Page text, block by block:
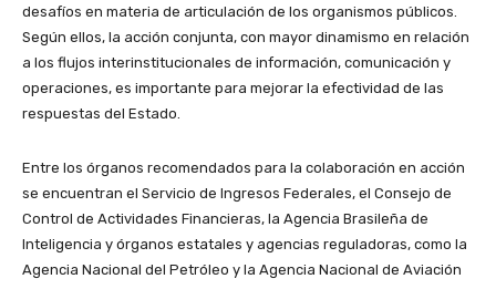
desafíos en materia de articulación de los organismos públicos.
Según ellos, la acción conjunta, con mayor dinamismo en relación
a los flujos interinstitucionales de información, comunicación y
operaciones, es importante para mejorar la efectividad de las
respuestas del Estado.
Entre los órganos recomendados para la colaboración en acción
se encuentran el Servicio de Ingresos Federales, el Consejo de
Control de Actividades Financieras, la Agencia Brasileña de
Inteligencia y órganos estatales y agencias reguladoras, como la
Agencia Nacional del Petróleo y la Agencia Nacional de Aviación